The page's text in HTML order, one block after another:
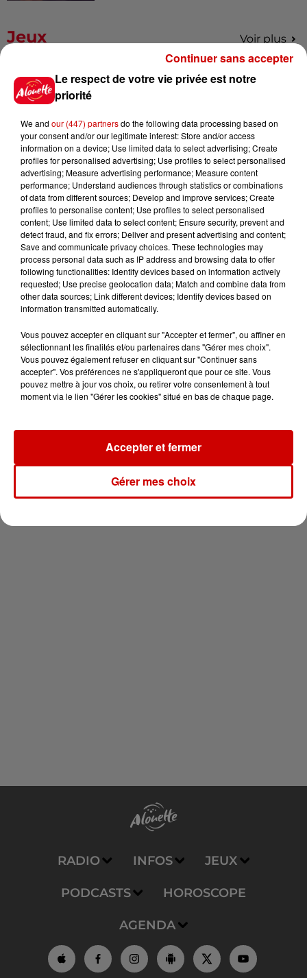
Jeux Voir plus
Gagnez vos places pour le
Festival du Roi Arthur 2026 !
Gagnez vos entrées pour le
Musée du Sport Automobile au
Mans !
Alouette vous invite à
Futuroscope Xperiences !
Le Duel - Gagnez votre balade
en jet ski !
Newsletter
RADIO INFOS JEUX
PODCASTS HOROSCOPE
AGENDA
Le respect de votre vie privée est notre
priorité
We and our (447) partnersdo the following data processing based on
your consent and/or our legitimate interest: Store and/or access
information on a device; Use limited data to select advertising; Create
profiles for personalised advertising; Use profiles to select personalised
advertising; Measure advertising performance; Measure content
performance; Understand audiences through statistics or combinations
of data from different sources; Develop and improve services; Create
profiles to personalise content; Use profiles to select personalised
content; Use limited data to select content; Ensure security, prevent and
detect fraud, and fix errors; Deliver and present advertising and content;
Save and communicate privacy choices. These technologies may
process personal data such as IP address and browsing data to offer
following functionalities: Identify devices based on information actively
requested; Use precise geolocation data; Match and combine data from
other data sources; Link different devices; Identify devices based on
information transmitted automatically.
Vous pouvez accepter en cliquant sur "Accepter et fermer", ou affiner en
sélectionnant les finalités et/ou partenaires dans "Gérer mes choix".
Vous pouvez également refuser en cliquant sur "Continuer sans
accepter". Vos préférences ne s'appliqueront que pour ce site. Vous
pouvez mettre à jour vos choix, ou retirer votre consentement à tout
moment via le lien "Gérer les cookies" situé en bas de chaque page.
Gérer mes choix
Accepter et fermer
Continuer sans accepter